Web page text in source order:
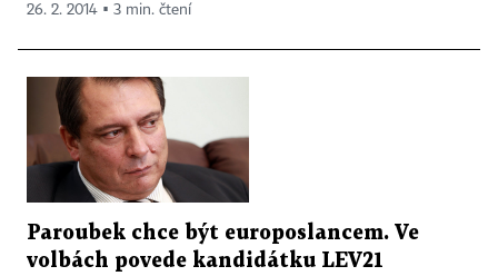
26. 2. 2014 ▪ 3 min. čtení
Paroubek chce být europoslancem. Ve
volbách povede kandidátku LEV21